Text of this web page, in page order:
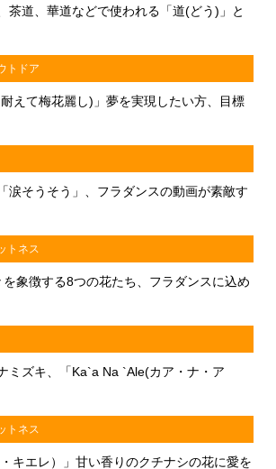
茶道、華道などで使われる「道(どう)」と
トドア
耐えて梅花麗し)」夢を実現したい方、目標
涙そうそう」、フラダンスの動画が素敵す
トネス
象徴する8つの花たち、フラダンスに込め
ミズキ、「Ka`a Na `Ale(カア・ナ・ア
トネス
・キエレ）」甘い香りのクチナシの花に愛を